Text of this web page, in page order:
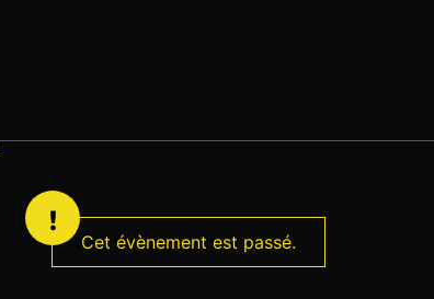
Cet évènement est passé.